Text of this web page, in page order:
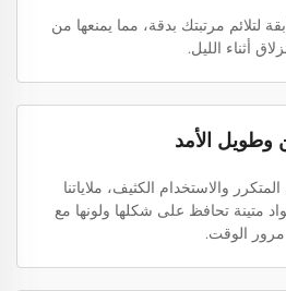
لتلائم مرتبتك بدقة، مما يمنعها من
أثناء الليل.
وطويل الأمد
والاستخدام الكثيف، ملاياتنا
متينة تحافظ على شكلها ولونها مع
مرور الوقت.